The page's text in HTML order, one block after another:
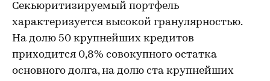
Секьюритизируемый портфель
характеризуется высокой гранулярностью.
На долю 50 крупнейших кредитов
приходится 0,8% совокупного остатка
основного долга, на долю ста крупнейших